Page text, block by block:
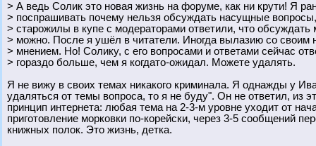
> А ведь Солик это новая жизнь на форуме, как ни крути! Я
> поспрашивать почему нельзя обсуждать насущные
> старожилы в купе с модераторами ответили, что обсуждать
> можно. После я ушёл в читатели. Иногда вылазию со своим
> мнением. Но! Солику, с его вопросами и ответами сейчас
> гораздо больше, чем я когдато-ожидал. Можете удалять.
Я не вижу в своих темах никакого криминала. Я однажды у
удаляться от темы вопроса, то я не буду". Он не ответил, из
принцип интернета: любая тема на 2-3-м уровне уходит от
приготовление морковки по-корейски, через 3-5 сообщений
книжных полок. Это жизнь, детка.